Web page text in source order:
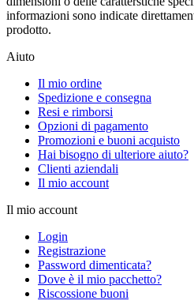
informazioni sono indicate
prodotto.
Aiuto
Il mio ordine
Spedizione e consegna
Resi e rimborsi
Opzioni di pagamento
Promozioni e buoni acquisto
Hai bisogno di ulteriore aiuto?
Clienti aziendali
Il mio account
Il mio account
Login
Registrazione
Password dimenticata?
Dove è il mio pacchetto?
Riscossione buoni